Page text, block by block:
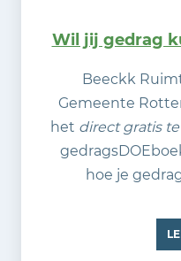
Wil jij gedrag
Beeckk
Gemeente
het direct gratis
hoe je